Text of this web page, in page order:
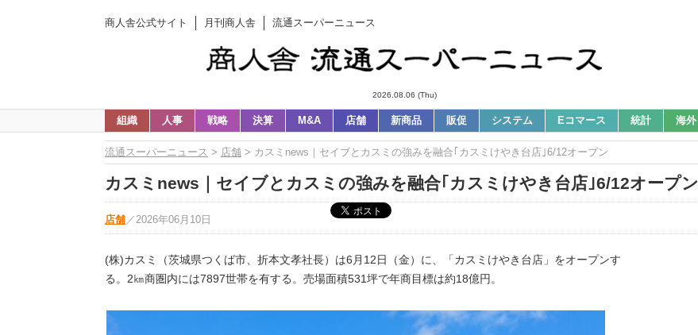
商人舎公式サイト 月刊商人舎 流通スーパーニュース
2026.08.06 (Thu)
組織 人事 戦略 決算 M&A 店舗 新商品 販促 システム Eコマース 統計 海外
流通スーパーニュース > 店舗 > カスミnews｜セイブとカスミの強みを融合｢カスミけやき台店｣6/12オープン
カスミnews｜セイブとカスミの強みを融合｢カスミけやき台店｣6/12オープン
店舗 ／ 2026年06月10日
(株)カスミ（茨城県つくば市、折本文孝社長）は6月12日（金）に、「カスミけやき台店」をオープンす
る。2㎞商圏内には7897世帯を有する。売場面積531坪で年商目標は約18億円。